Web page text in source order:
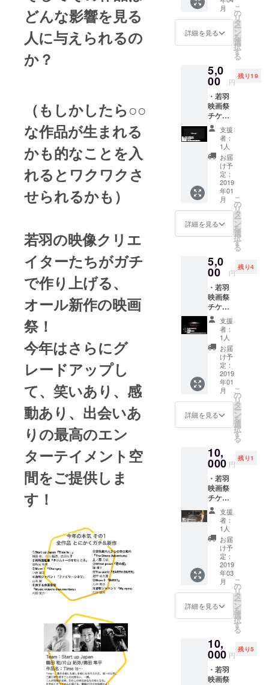
どんな影響を見る
人に与えられるの
か？
（もしかしたら○○
な作品が生まれる
かも的なことを入
れるとワクワクさ
せられるかも）
若羽の映像クリエ
イターたちがガチ
で作り上げる、
オール新作の映画
祭！
今年はさらにグ
レードアップし
て、笑いあり、感
動あり、出会いあ
りの最高のエン
ターテイメント空
間をご提供しま
す！
ら人生
はいろ
見せて
いきま
た幼な
じみの
涼平と
美樹。
の言葉
が、涼
平に美
樹への
思いを
気づか
せる。
ずっと
一緒に
いられ
ると
思って
いた2人
に訪れ
る選択
の時。
それぞ
は？
テッ
カー&
ファミ
リーシ
ネマ
割引 作
品名：
ファミ
リーシ
ネマ 制
作者/
チーム
名：山
本翼 あ
らす
じ：と
ある家
族のド
キュメ
ンタ
リー映
像。ど
も、作
り物に
はない
ドラマ
があ
る。 見
た人に
とって
「目の
前のあ
なた」
の大切
さを振
り返れ
るよう
な映像
になれ
しまし
た。
月
詳細を見る
こ
の
リ
タ
ー
ン
を
選
択
す
る
5,0
00 円
残り19
・若羽
映画祭
チケッ
ト ＊交
流会(イ
ベント
後同じ
会場に
て/軽食
あり) ・
オリジ
ナルス
テッ
カー 作
品名：
change
チーム
名：小
鹿猛志
あらす
じ：一
年間で
得たス
キルを
ふんだ
んに
使って
モー
ション
グラ
フィッ
クを制
作いた
じり合
いや変
化を
テーマ
にした
抽象的
な映像
作品に
なって
おりま
す！ ぜ
ひ、皆
様の一
年間変
化を思
い浮か
べなが
だけた
らと思
いま
す！
支援
者：
1人
お届
け予
定：
2019
年01
月
詳細を見る
こ
の
リ
タ
ー
ン
を
選
択
す
る
5,0
00 円
残り4
・若羽
映画祭
チケッ
ト ＊交
流会(イ
ベント
後同じ
会場に
て/軽食
あり) ・
「好き
なダン
スが
きっと
みつか
る！
スト
リート
ダンス
に触れ
るWS」
60分
5000円
(場所代
別) ＊リ
ターン
日時 企
画者と
調整
2019年
1月1日
～12月
31日
Start up
奧田 隼
平 作品
名：
Time
is…
支援
者：
1人
お届
け予
定：
2019
年01
月
詳細を見る
こ
の
リ
タ
ー
ン
を
選
択
す
る
10,
000 円
残り1
・若羽
映画祭
チケッ
ト ＊交
流会(イ
ベント
後同じ
会場に
て/軽食
あり) ・
プロカ
メラマ
ン内田
による
出張撮
影 1H
円 ＊日
程は依
頼者と
要相談
Team：
支援
者：
1人
お届
け予
定：
2019
年03
月
詳細を見る
こ
の
リ
タ
ー
ン
を
選
択
す
る
10,
000 円
残り5
・若羽
映画祭